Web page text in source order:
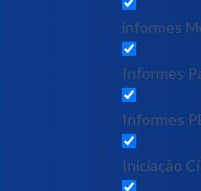
informes
Informes
Informes
Iniciação